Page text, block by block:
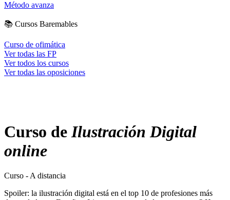
Método avanza
📚 Cursos Baremables
Curso de ofimática
Ver todas las FP
Ver todos los cursos
Ver todas las oposiciones
Curso de Ilustración Digital
online
Curso - A distancia
Spoiler: la ilustración digital está en el top 10 de profesiones más